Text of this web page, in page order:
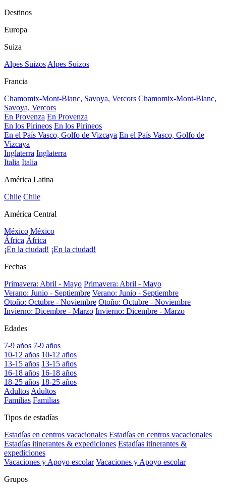
Destinos
Europa
Suiza
Alpes Suizos Alpes Suizos
Francia
Chamomix-Mont-Blanc, Savoya, Vercors Chamomix-Mont-Blanc,
Savoya, Vercors
En Provenza En Provenza
En los Pirineos En los Pirineos
En el País Vasco, Golfo de Vizcaya En el País Vasco, Golfo de
Vizcaya
Inglaterra Inglaterra
Italia Italia
América Latina
Chile Chile
América Central
México México
África África
¡En la ciudad! ¡En la ciudad!
Fechas
Primavera: Abril - Mayo Primavera: Abril - Mayo
Verano: Junio - Septiembre Verano: Junio - Septiembre
Otoño: Octubre - Noviembre Otoño: Octubre - Noviembre
Invierno: Dicembre - Marzo Invierno: Dicembre - Marzo
Edades
7-9 años 7-9 años
10-12 años 10-12 años
13-15 años 13-15 años
16-18 años 16-18 años
18-25 años 18-25 años
Adultos Adultos
Familias Familias
Tipos de estadías
Estadías en centros vacacionales Estadías en centros vacacionales
Estadías itinerantes & expediciones Estadías itinerantes &
expediciones
Vacaciones y Apoyo escolar Vacaciones y Apoyo escolar
Grupos